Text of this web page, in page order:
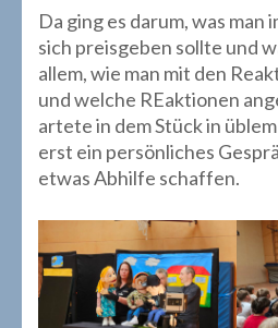
Da ging es darum, was man
sich preisgeben sollte und
allem, wie man mit den
und welche REaktionen
artete in dem Stück in
erst ein persönliches
etwas Abhilfe schaffen.